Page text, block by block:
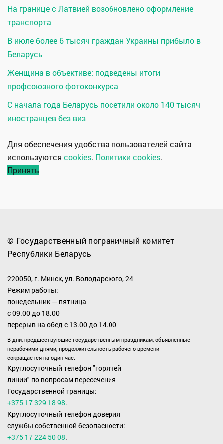
На границе с Латвией возобновлено оформление
транспорта
В июле более 6 тысяч граждан Украины прибыло в
Беларусь
Женщина в объективе: подведены итоги
профсоюзного фотоконкурса
С начала года Беларусь посетили около 140 тысяч
иностранцев без виз
Для обеспечения удобства пользователей сайта
используются cookies. Политики cookies.
Принять
© Государственный пограничный комитет
Республики Беларусь
220050, г. Минск, ул. Володарского, 24
Режим работы:
понедельник — пятница
с 09.00 до 18.00
перерыв на обед с 13.00 до 14.00
В дни, предшествующие государственным праздникам, объявленные
нерабочими днями, продолжительность рабочего времени
сокращается на один час.
Круглосуточный телефон "горячей
линии" по вопросам пересечения
Государственной границы:
+375 17 329 18 98.
Круглосуточный телефон доверия
службы собственной безопасности:
+375 17 224 50 08.